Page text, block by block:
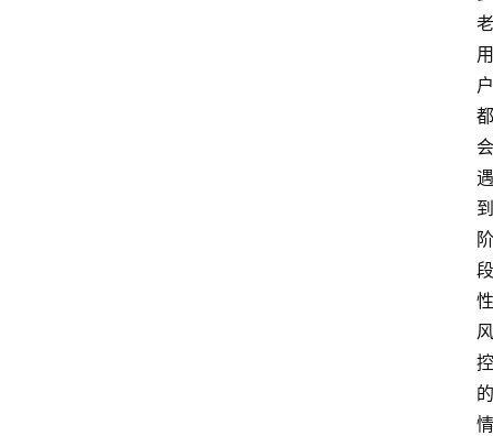
老
用
户
都
会
遇
到
阶
段
性
风
控
的
情